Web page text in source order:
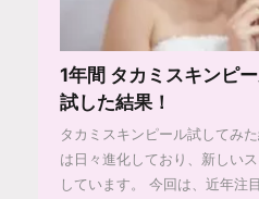
1年間 タカミスキンピ
試した結果！
タカミスキンピール試してみ
は日々進化しており、新しい
しています。 今回は、近年注